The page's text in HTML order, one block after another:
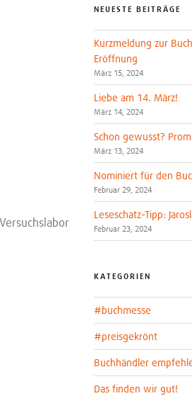
NEUESTE BEITRÄGE
Kurzmeldung zur
Eröffnung
März 15, 2024
Liebe am 14. März!
März 14, 2024
Schon gewusst?
März 13, 2024
Nominiert für den
Februar 29, 2024
Leseschatz-Tipp:
Februar 23, 2024
KATEGORIEN
#buchmesse
#preisgekrönt
Buchhändler
Das finden wir gut!